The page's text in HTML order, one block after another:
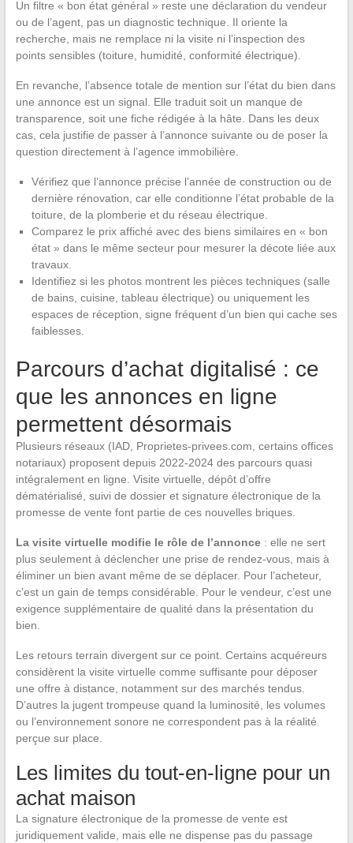
Un filtre « bon état général » reste une déclaration du vendeur
ou de l’agent, pas un diagnostic technique. Il oriente la
recherche, mais ne remplace ni la visite ni l’inspection des
points sensibles (toiture, humidité, conformité électrique).
En revanche, l’absence totale de mention sur l’état du bien dans
une annonce est un signal. Elle traduit soit un manque de
transparence, soit une fiche rédigée à la hâte. Dans les deux
cas, cela justifie de passer à l’annonce suivante ou de poser la
question directement à l’agence immobilière.
Vérifiez que l’annonce précise l’année de construction ou de
dernière rénovation, car elle conditionne l’état probable de la
toiture, de la plomberie et du réseau électrique.
Comparez le prix affiché avec des biens similaires en « bon
état » dans le même secteur pour mesurer la décote liée aux
travaux.
Identifiez si les photos montrent les pièces techniques (salle
de bains, cuisine, tableau électrique) ou uniquement les
espaces de réception, signe fréquent d’un bien qui cache ses
faiblesses.
Parcours d’achat digitalisé : ce
que les annonces en ligne
permettent désormais
Plusieurs réseaux (IAD, Proprietes-privees.com, certains offices
notariaux) proposent depuis 2022-2024 des parcours quasi
intégralement en ligne. Visite virtuelle, dépôt d’offre
dématérialisé, suivi de dossier et signature électronique de la
promesse de vente font partie de ces nouvelles briques.
La visite virtuelle modifie le rôle de l’annonce: elle ne sert
plus seulement à déclencher une prise de rendez-vous, mais à
éliminer un bien avant même de se déplacer. Pour l’acheteur,
c’est un gain de temps considérable. Pour le vendeur, c’est une
exigence supplémentaire de qualité dans la présentation du
bien.
Les retours terrain divergent sur ce point. Certains acquéreurs
considèrent la visite virtuelle comme suffisante pour déposer
une offre à distance, notamment sur des marchés tendus.
D’autres la jugent trompeuse quand la luminosité, les volumes
ou l’environnement sonore ne correspondent pas à la réalité
perçue sur place.
Les limites du tout-en-ligne pour un
achat maison
La signature électronique de la promesse de vente est
juridiquement valide, mais elle ne dispense pas du passage